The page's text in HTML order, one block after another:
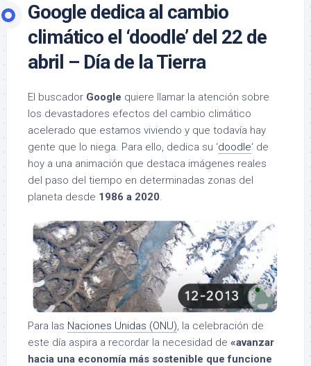
Google dedica al cambio
climático el ‘doodle’ del 22 de
abril – Día de la Tierra
El buscador Google quiere llamar la atención sobre
los devastadores efectos del cambio climático
acelerado que estamos viviendo y que todavía hay
gente que lo niega. Para ello, dedica su ‘doodle‘ de
hoy a una animación que destaca imágenes reales
del paso del tiempo en determinadas zonas del
planeta desde 1986 a 2020.
Para las Naciones Unidas (ONU), la celebración de
este día aspira a recordar la necesidad de «avanzar
hacia una economía más sostenible que funcione